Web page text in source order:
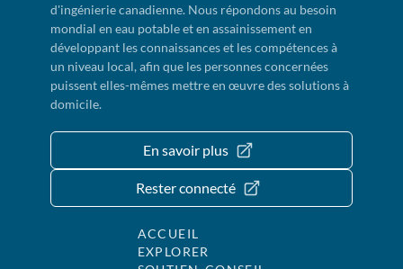
d'ingénierie canadienne. Nous répondons au besoin
mondial en eau potable et en assainissement en
développant les connaissances et les compétences à
un niveau local, afin que les personnes concernées
puissent elles-mêmes mettre en œuvre des solutions à
domicile.
En savoir plus
Rester connecté
ACCUEIL
EXPLORER